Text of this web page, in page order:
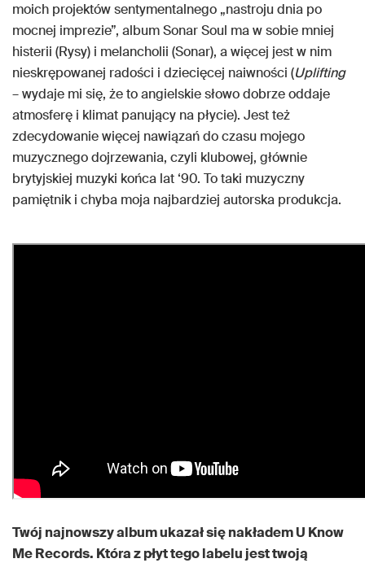
moich projektów sentymentalnego „nastroju dnia po
mocnej imprezie”, album Sonar Soul ma w sobie mniej
histerii (Rysy) i melancholii (Sonar), a więcej jest w nim
nieskrępowanej radości i dziecięcej naiwności (Uplifting
– wydaje mi się, że to angielskie słowo dobrze oddaje
atmosferę i klimat panujący na płycie). Jest też
zdecydowanie więcej nawiązań do czasu mojego
muzycznego dojrzewania, czyli klubowej, głównie
brytyjskiej muzyki końca lat ‘90. To taki muzyczny
pamiętnik i chyba moja najbardziej autorska produkcja.
Twój najnowszy album ukazał się nakładem U Know
Me Records. Która z płyt tego labelu jest twoją